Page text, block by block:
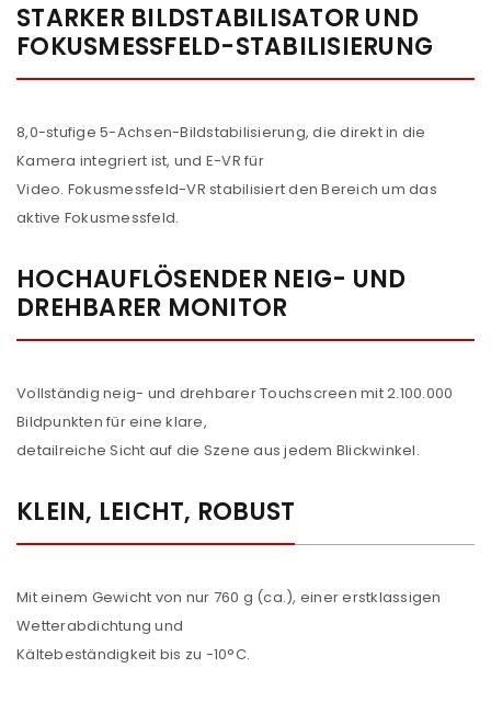
STARKER BILDSTABILISATOR UND
FOKUSMESSFELD-STABILISIERUNG
8,0-stufige 5-Achsen-Bildstabilisierung, die direkt in die
Kamera integriert ist, und E-VR für
Video. Fokusmessfeld-VR stabilisiert den Bereich um das
aktive Fokusmessfeld.
HOCHAUFLÖSENDER NEIG- UND
DREHBARER MONITOR
Vollständig neig- und drehbarer Touchscreen mit 2.100.000
Bildpunkten für eine klare,
detailreiche Sicht auf die Szene aus jedem Blickwinkel.
KLEIN, LEICHT, ROBUST
Mit einem Gewicht von nur 760 g (ca.), einer erstklassigen
Wetterabdichtung und
Kältebeständigkeit bis zu -10°C.